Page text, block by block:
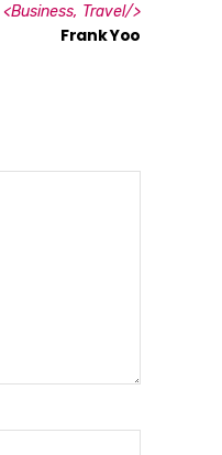
<Business, Travel/>
Frank Yoo